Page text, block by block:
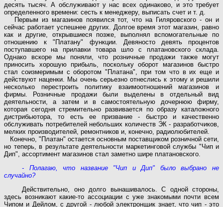
десять тысяч. А обслуживают у нас всех одинаково, и это требует
определенного времени: сесть к менеджеру, выписать счет и т. д.
Первым из магазинов появился тот, что на Гиляровского - он и
сейчас работает успешнее других. Долгое время этот магазин, равно
как и другие, открывшиеся позже, выполнял вспомогательные по
отношению к "Платану" функции. Девяносто девять процентов
поступавшего на прилавки товара шло с платановского склада.
Однако вскоре мы поняли, что розничные продажи также могут
приносить хорошую прибыль, поскольку оборот магазинов быстро
стал соизмеримым с оборотом "Платана", при том что в их еще и
действуют наценки. Мы очень серьезно отнеслись к этому и решили
несколько перестроить политику взаимоотношений магазинов и
фирмы. Розничные продажи были выделены в отдельный вид
деятельности, а затем и в самостоятельную дочернюю фирму,
которая сегодня стремительно развивается по образу каталожного
дистрибьютора, то есть ее призвание - быстро и качественно
обслуживать потребителей небольших количеств ЭК - разработчиков,
мелких производителей, ремонтникoв и, конечно, радиолюбителей.
Конечно, "Платан" остается основным поcтaвщиком розничной сети,
но теперь, в результате деятельности маркетинговой службы "Чип и
Дип", ассортимент магазинов стал заметно шире платановского.
- Полагаю, что название "Чип и Дип" было выбрано не
случайно?
Действительно, оно долго вынашивалось. С одной стороны,
здесь возникают какие-то ассоциации с уже знакомыми почти всем
Чипом и Дейлом, с другой - любой электронщик знает, что чип - это